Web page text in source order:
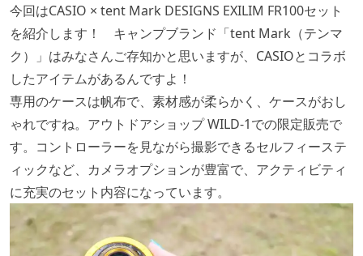
今回はCASIO × tent Mark DESIGNS EXILIM FR100セット
を紹介します！ キャンプブランド「tent Mark（テンマ
ク）」はみなさんご存知かと思いますが、CASIOとコラボ
したアイテムがあるんですよ！
専用のケースは帆布で、素材感が柔らかく、ケースがおし
ゃれですね。アウトドアショップ WILD-1での限定販売で
す。コントローラーを見ながら撮影できるセルフィーステ
ィックなど、カメラオプションが豊富で、アクティビティ
に充実のセット内容になっています。